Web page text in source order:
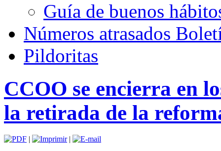
Guía de buenos
Números atrasados
Pildoritas
CCOO se encierra en
la retirada de la
| |